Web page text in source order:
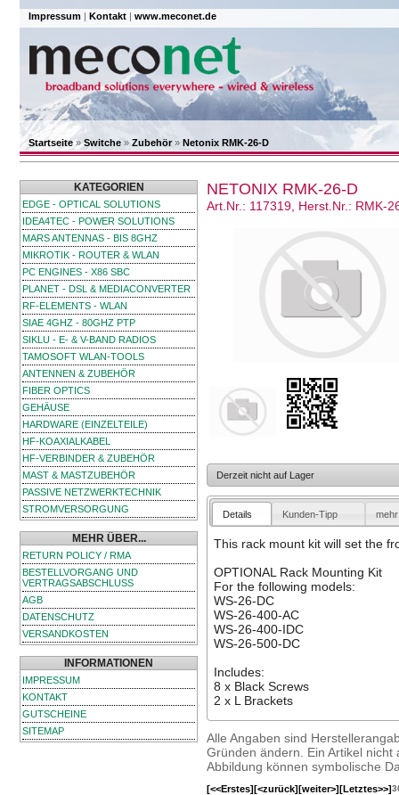
Impressum | Kontakt | www.meconet.de
Startseite»Switche » Zubehör» Netonix RMK-26-D
KATEGORIEN
EDGE - OPTICAL SOLUTIONS
IDEA4TEC - POWER SOLUTIONS
MARS ANTENNAS - BIS 8GHZ
MIKROTIK - ROUTER & WLAN
PC ENGINES - X86 SBC
PLANET - DSL & MEDIACONVERTER
RF-ELEMENTS - WLAN
SIAE 4GHZ - 80GHZ PTP
SIKLU - E- & V-BAND RADIOS
TAMOSOFT WLAN-TOOLS
ANTENNEN & ZUBEHÖR
FIBER OPTICS
GEHÄUSE
HARDWARE (EINZELTEILE)
HF-KOAXIALKABEL
HF-VERBINDER & ZUBEHÖR
MAST & MASTZUBEHÖR
PASSIVE NETZWERKTECHNIK
STROMVERSORGUNG
MEHR ÜBER...
RETURN POLICY / RMA
BESTELLVORGANG UND
VERTRAGSABSCHLUSS
AGB
DATENSCHUTZ
VERSANDKOSTEN
INFORMATIONEN
IMPRESSUM
KONTAKT
GUTSCHEINE
SITEMAP
NETONIX RMK-26-D
Art.Nr.: 117319, Herst.Nr.: RMK-
Derzeit nicht auf Lager
Details Kunden-Tipp
This rack mount kit will set the
OPTIONAL Rack Mounting Kit
For the following models:
WS-26-DC
WS-26-400-AC
WS-26-400-IDC
WS-26-500-DC
Includes:
8 x Black Screws
2 x L Brackets
Alle Angaben sind
Gründen ändern. Ein Artikel
Abbildung können symbolische
[<<Erstes][<zurück][weiter>][Letztes>>]